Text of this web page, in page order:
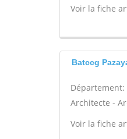
Voir la fiche
Batccg
Département:
Architecte -
Voir la fiche